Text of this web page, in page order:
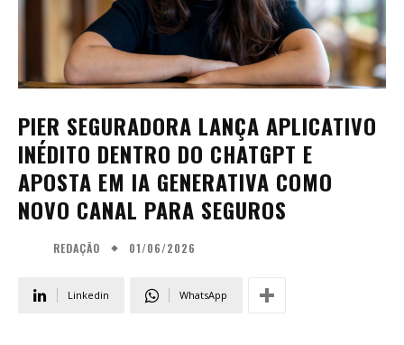
PIER SEGURADORA LANÇA APLICATIVO
INÉDITO DENTRO DO CHATGPT E
APOSTA EM IA GENERATIVA COMO
NOVO CANAL PARA SEGUROS
REDAÇÃO 01/06/2026
Linkedin WhatsApp